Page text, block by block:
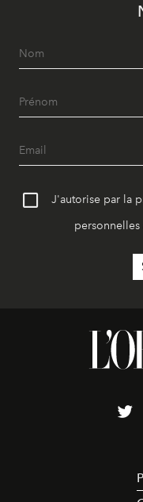
J'autorise par la
personnelles